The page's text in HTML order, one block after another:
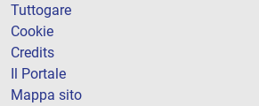
Tuttogare
Cookie
Credits
Il Portale
Mappa sito